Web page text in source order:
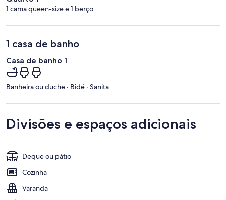
1 cama queen-size e 1 berço
1 casa de banho
Casa de banho 1
Banheira ou duche · Bidé · Sanita
Divisões e espaços adicionais
Deque ou pátio
Cozinha
Varanda